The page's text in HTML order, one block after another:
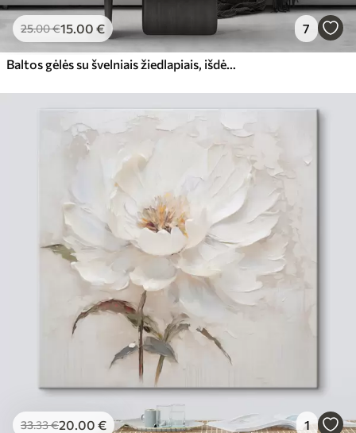
25.00€15.00 € 7
Baltos gėlės su švelniais žiedlapiais, išdėstytais gražiu gėlių raštu šviesiame fone
33.33€20.00 € 1